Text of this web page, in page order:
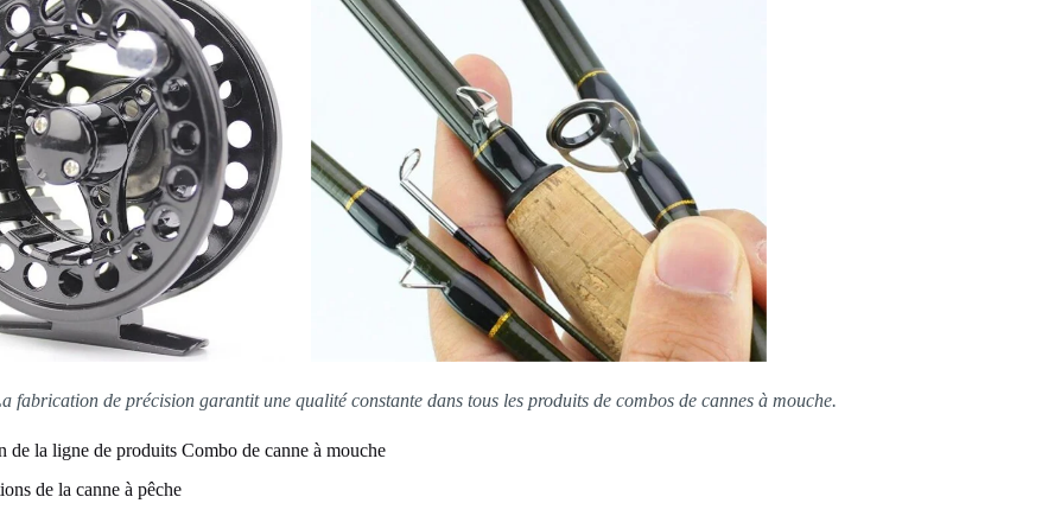
fabrication de précision garantit une qualité constante dans tous les produits de combos de cannes à mouche.
de la ligne de produits Combo de canne à mouche
de la canne à pêche